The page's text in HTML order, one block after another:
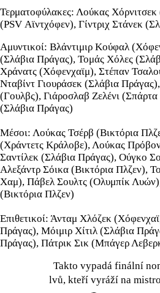
Τερματοφύλακες: Λούκας
(PSV Αϊντχόφεν), Γίντριχ Στάνεκ
Αμυντικοί: Βλάντιμιρ Κούφαλ
(Σλάβια Πράγας), Τομάς Χόλες
Χράνατς (Χόφενχαϊμ), Στέπαν
Νταβίντ Γιουράσεκ (Σλάβια
(Γουλβς), Γιάροσλαβ Ζελένι
(Σλάβια Πράγας)
Μέσοι: Λούκας Τσέρβ (Βικτόρια
(Χράντετς Κράλοβε), Λούκας
Σαντίλεκ (Σλάβια Πράγας), Ούγκο
Αλεξάντρ Σόικα (Βικτόρια Πλζεν),
Χαμ), Πάβελ Σουλτς (Ολυμπίκ Λυών),
(Βικτόρια Πλζεν)
Επιθετικοί: Άνταμ Χλόζεκ
Πράγας), Μόιμιρ Χίτιλ (Σλάβια
Πράγας), Πάτρικ Σικ (Μπάγερ
Takto vypadá finální
lvů, kteří vyráží na